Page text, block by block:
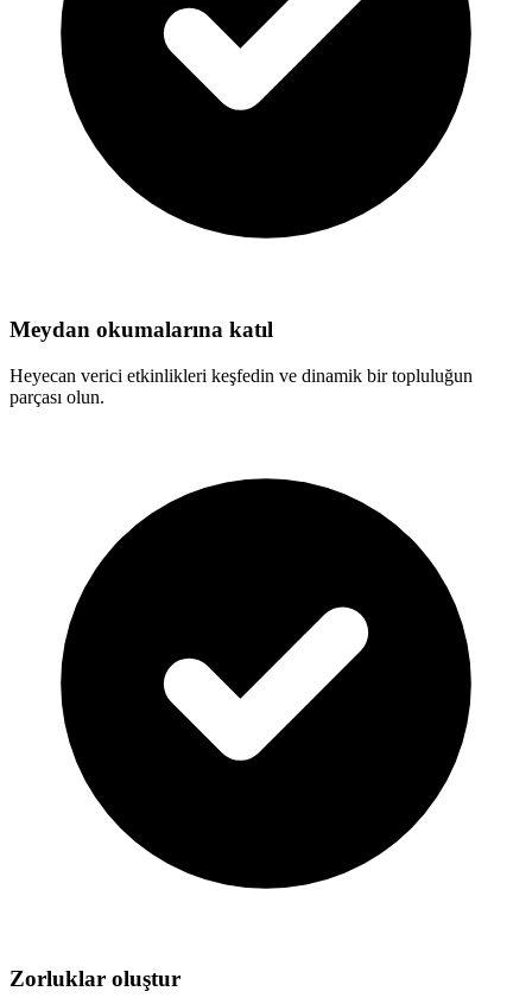
Meydan okumalarına katıl
Heyecan verici etkinlikleri keşfedin ve dinamik bir topluluğun
parçası olun.
Zorluklar oluştur